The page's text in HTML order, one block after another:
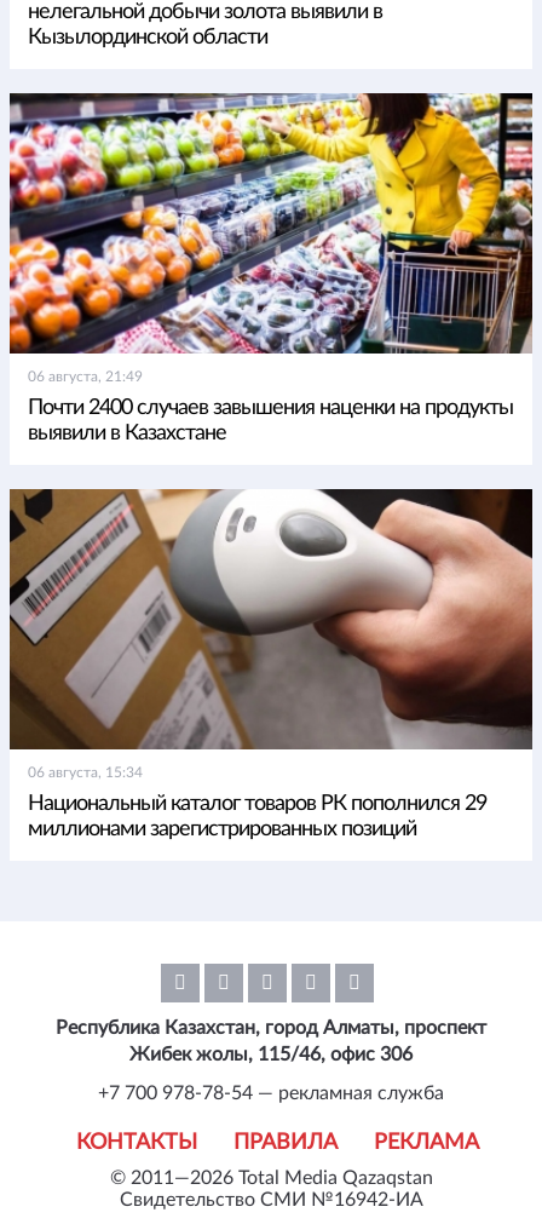
нелегальной добычи золота выявили в
Кызылординской области
06 августа, 21:49
Почти 2400 случаев завышения наценки на продукты
выявили в Казахстане
06 августа, 15:34
Национальный каталог товаров РК пополнился 29
миллионами зарегистрированных позиций
© 2011—2026 Total Media Qazaqstan
Свидетельство СМИ №16942-ИА
КОНТАКТЫ ПРАВИЛА РЕКЛАМА
Республика Казахстан, город Алматы, проспект
Жибек жолы, 115/46, офис 306
+7 700 978-78-54 — рекламная служба